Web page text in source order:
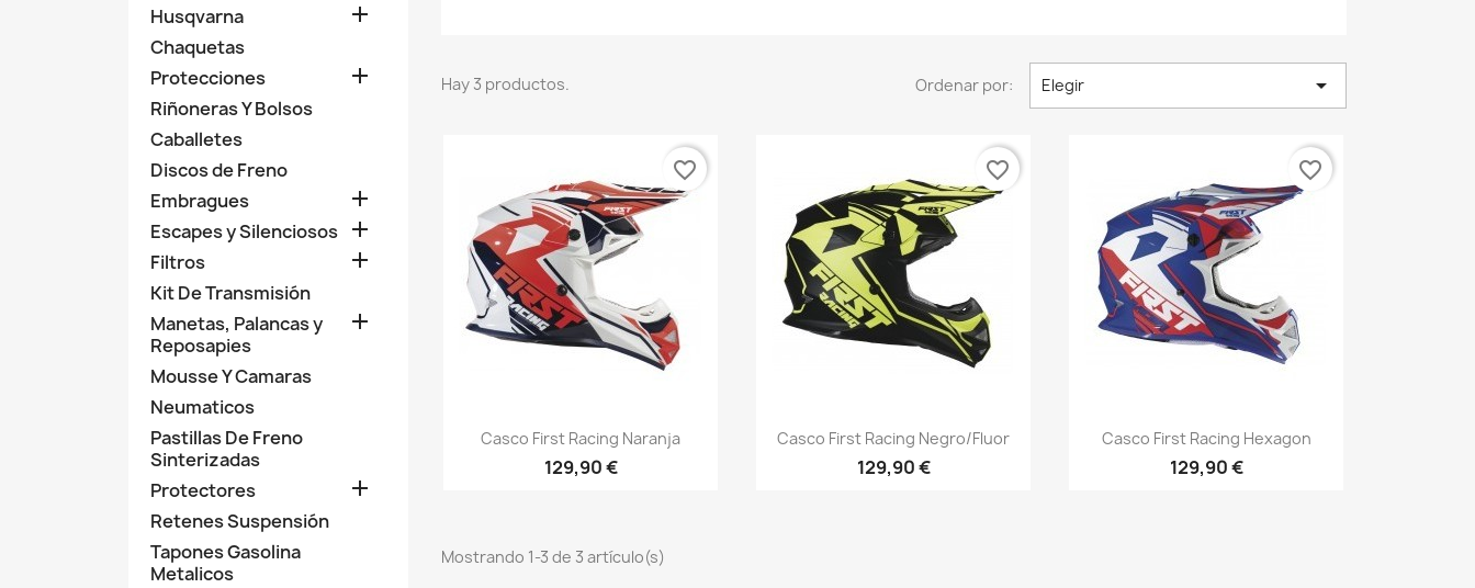
Husqvarna

Chaquetas
Protecciones

Riñoneras Y Bolsos
Caballetes
Discos de Freno
Embragues

Escapes y Silenciosos 
Filtros 
Kit De Transmisión
Manetas, Palancas y
Reposapies

Mousse Y Camaras
Neumaticos
Pastillas De Freno
Sinterizadas
Protectores

Retenes Suspensión
Tapones Gasolina
Metalicos
Hay 3 productos. Ordenar por: Elegir 
Vista rápida
Casco First Racing Naranja
129,90 €
favorite_border
Vista rápida
Casco First Racing Negro/Fluor
129,90 €
favorite_border
Vista rápida
Casco First Racing Hexagon
129,90 €
favorite_border
Mostrando 1-3 de 3 artículo(s)